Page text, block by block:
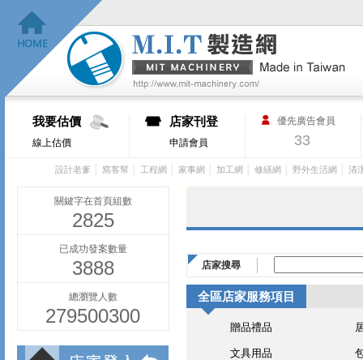
我要估價
線上估價
店家刊登
申請會員
優先廣告會員
33
設計老爹 窩客幫 工程網 家事網 加工網 修繕網 野外生活網 清
關鍵字在首頁組數
2825
已成功發案數量
3888
總瀏覽人數
279500300
店家搜尋
全區店家服務項目
贈品禮品
文具用品